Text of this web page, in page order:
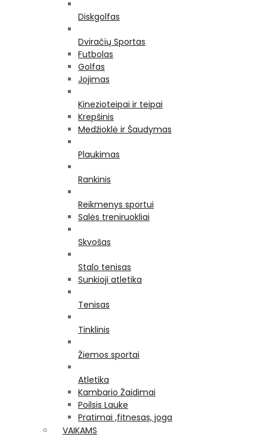
Diskgolfas
Dviračių Sportas
Futbolas
Golfas
Jojimas
Kinezioteipai ir teipai
Krepšinis
Medžioklė ir Šaudymas
Plaukimas
Rankinis
Reikmenys sportui
Salės treniruokliai
Skvošas
Stalo tenisas
Sunkioji atletika
Tenisas
Tinklinis
Žiemos sportai
Atletika
Kambario Žaidimai
Poilsis Lauke
Pratimai ,fitnesas, joga
VAIKAMS